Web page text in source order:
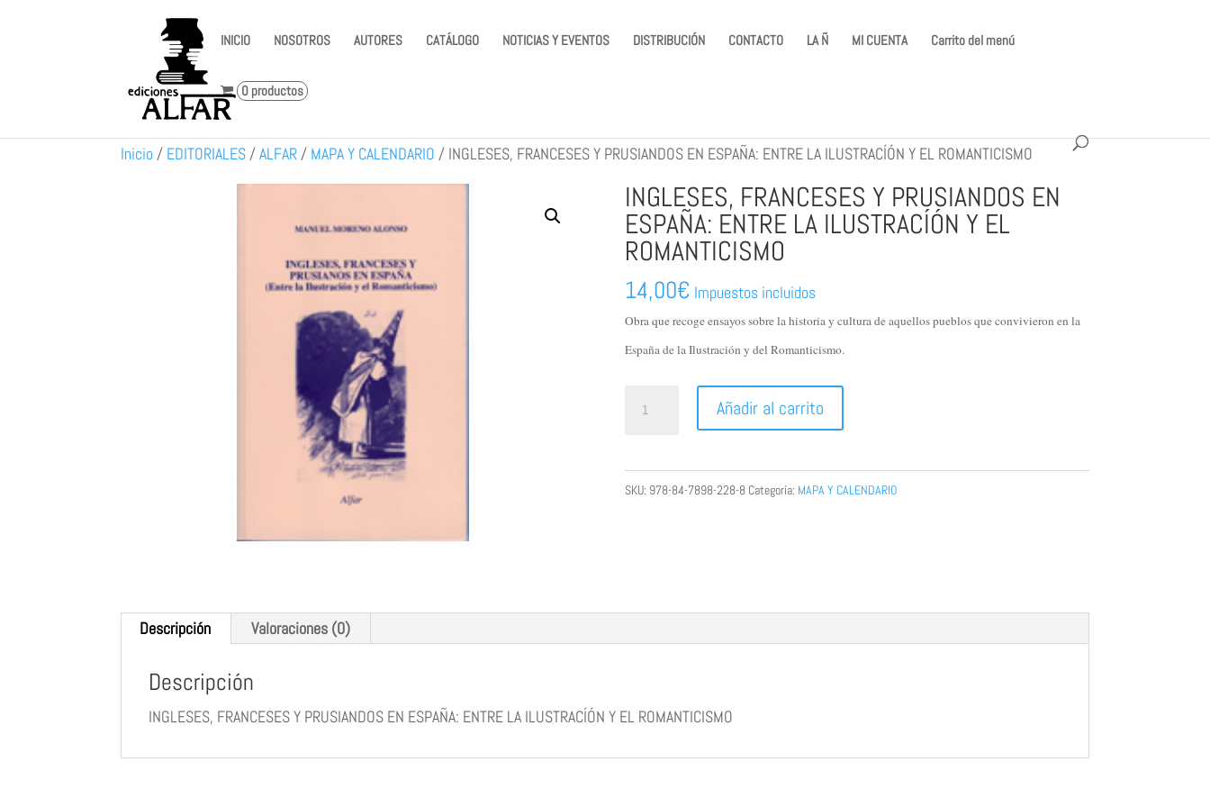
INICIO NOSOTROS AUTORES CATÁLOGO NOTICIAS Y EVENTOS DISTRIBUCIÓN CONTACTO LA Ñ MI CUENTA Carrito del menú
0 productos
Inicio / EDITORIALES /ALFAR / MAPA Y CALENDARIO / INGLESES, FRANCESES Y PRUSIANDOS EN ESPAÑA: ENTRE LA ILUSTRACÍÓN Y EL ROMANTICISMO
INGLESES, FRANCESES Y PRUSIANDOS EN
ESPAÑA: ENTRE LA ILUSTRACÍÓN Y EL
ROMANTICISMO
14,00€ Impuestos incluidos
Obra que recoge ensayos sobre la historia y cultura de aquellos pueblos que convivieron en la
España de la Ilustración y del Romanticismo.
ILUSTRACÍÓN
Y
cantidad
Añadir al carrito
SKU: 978-84-7898-228-8 Categoría: MAPA Y CALENDARIO
Descripción Valoraciones (0)
Descripción
INGLESES, FRANCESES Y PRUSIANDOS EN ESPAÑA: ENTRE LA ILUSTRACÍÓN Y EL ROMANTICISMO